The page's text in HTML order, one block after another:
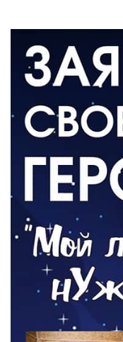
Администрация
ВЛАСТЬ
День памяти
06.08.2026
Новый настил
05.08.2026